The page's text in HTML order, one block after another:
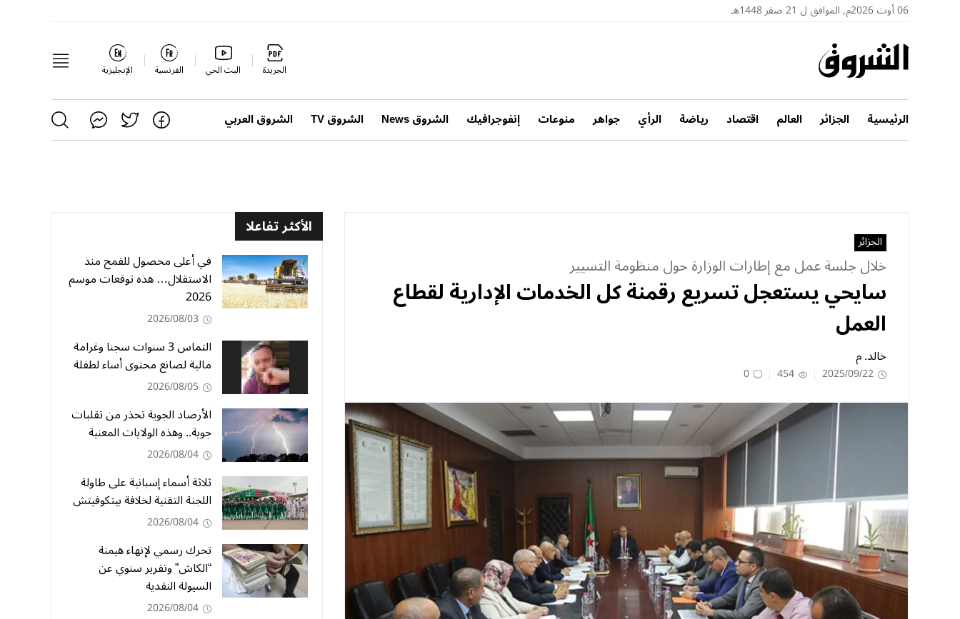
06 أوت 2026م, الموافق ل 21 صفر 1448هـ
الجريدة البث الحي الفرنسية الإنجليزية
الرئيسية الجزائر العالم اقتصاد رياضة الرأي جواهر منوعات إنفوجرافيك الشروق News الشروق TV الشروق العربي
الجزائر
خلال جلسة عمل مع إطارات الوزارة حول منظومة التسيير
سايحي يستعجل تسريع رقمنة كل الخدمات الإدارية لقطاع
العمل
خالد. م
2025/09/22
454
0
الأكثر تفاعلا
في أعلى محصول للقمح منذ
الاستقلال… هذه توقعات موسم
2026
2026/08/03
التماس 3 سنوات سجنا وغرامة
مالية لصانع محتوى أساء لطفلة
2026/08/05
الأرصاد الجوية تحذر من تقلبات
جوية.. وهذه الولايات المعنية
2026/08/04
ثلاثة أسماء إسبانية على طاولة
اللجنة التقنية لخلافة بيتكوفيتش
2026/08/04
تحرك رسمي لإنهاء هيمنة
“الكاش” وتقرير سنوي عن
السيولة النقدية
2026/08/04